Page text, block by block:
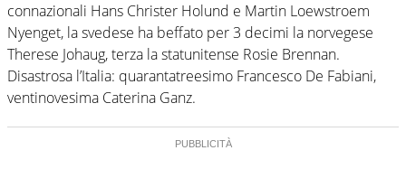
connazionali Hans Christer Holund e Martin Loewstroem
Nyenget, la svedese ha beffato per 3 decimi la norvegese
Therese Johaug, terza la statunitense Rosie Brennan.
Disastrosa l’Italia: quarantatreesimo Francesco De Fabiani,
ventinovesima Caterina Ganz.